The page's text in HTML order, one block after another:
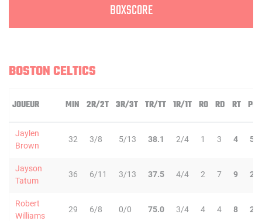
BOXSCORE
BOSTON CELTICS
JOUEUR MIN 2R/2T 3R/3T TR/TT 1R/1T RO RD RT PD
Jaylen
Brown
32 3/8 5/13 38.1 2/4 1 3 4 5
Jayson
Tatum
36 6/11 3/13 37.5 4/4 2 7 9 2
Robert
Williams
29 6/8 0/0 75.0 3/4 4 4 8 2